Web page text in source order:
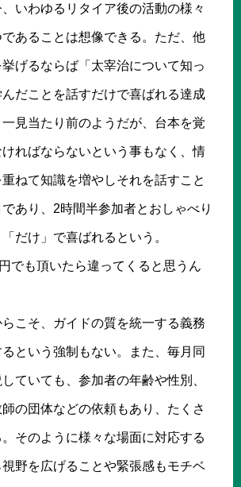
いわゆるリタイア後の活動の様々
あることは想像できる。ただ、他
げるならば「太宰治について知っ
だことを話すだけで喜ばれる達成
見当たり前のようだが、台本を覚
ればならないという事もなく、情
ねて知識を増やしそれを話すこと
あり、2時間半参加者とおしゃべり
だけ」で喜ばれるという。
でも頂いたら違ってくると思うん
こそ、ガイドの質を統一する義務
という強制もない。また、毎月同
ていても、参加者の年齢や性別、
の団体などの依頼もあり、たくさ
そのように様々な場面に対応する
野を広げることや緊張感もモチベ